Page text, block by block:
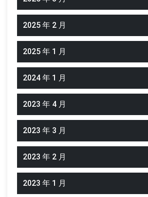
2025 年 2 月
2025 年 1 月
2024 年 1 月
2023 年 4 月
2023 年 3 月
2023 年 2 月
2023 年 1 月